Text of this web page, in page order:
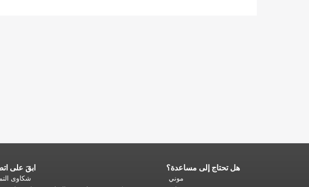
هل تحتاج إلى مساعدة؟
موني
ابقَ على
شكاوى